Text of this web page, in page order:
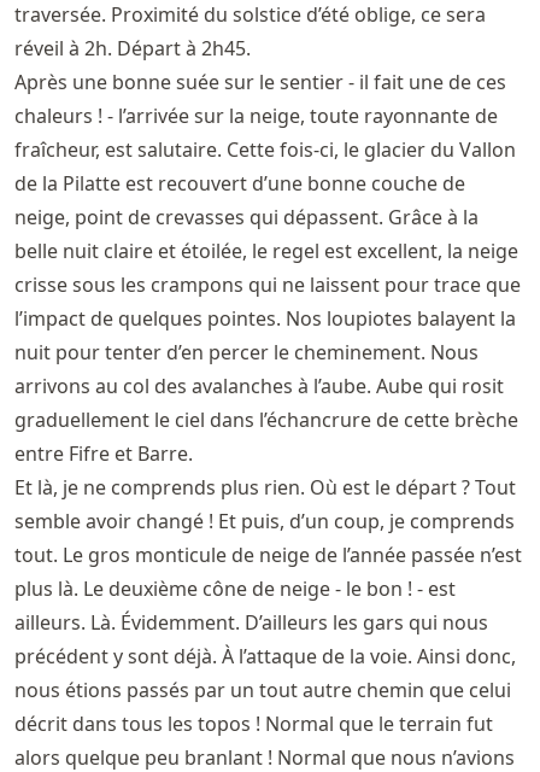
traversée. Proximité du solstice d’été oblige, ce sera
réveil à 2h. Départ à 2h45.
Après une bonne suée sur le sentier - il fait une de ces
chaleurs ! - l’arrivée sur la neige, toute rayonnante de
fraîcheur, est salutaire. Cette fois-ci, le glacier du Vallon
de la Pilatte est recouvert d’une bonne couche de
neige, point de crevasses qui dépassent. Grâce à la
belle nuit claire et étoilée, le regel est excellent, la neige
crisse sous les crampons qui ne laissent pour trace que
l’impact de quelques pointes. Nos loupiotes balayent la
nuit pour tenter d’en percer le cheminement. Nous
arrivons au col des avalanches à l’aube. Aube qui rosit
graduellement le ciel dans l’échancrure de cette brèche
entre Fifre et Barre.
Et là, je ne comprends plus rien. Où est le départ ? Tout
semble avoir changé ! Et puis, d’un coup, je comprends
tout. Le gros monticule de neige de l’année passée n’est
plus là. Le deuxième cône de neige - le bon ! - est
ailleurs. Là. Évidemment. D’ailleurs les gars qui nous
précédent y sont déjà. À l’attaque de la voie. Ainsi donc,
nous étions passés par un tout autre chemin que celui
décrit dans tous les topos ! Normal que le terrain fut
alors quelque peu branlant ! Normal que nous n’avions